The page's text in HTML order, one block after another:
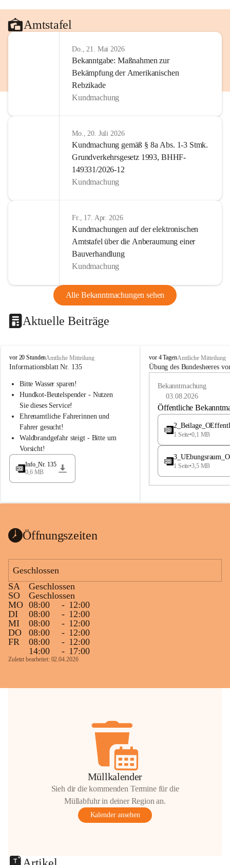
Amtstafel
Do., 21. Mai 2026
Bekanntgabe: Maßnahmen zur
Bekämpfung der Amerikanischen
Rebzikade
Kundmachung
Mo., 20. Juli 2026
Kundmachung gemäß § 8a Abs. 1-3 Stmk.
Grundverkehrsgesetz 1993, BHHF-
149331/2026-12
Kundmachung
Fr., 17. Apr. 2026
Kundmachungen auf der elektronischen
Amtstafel über die Anberaumung einer
Bauverhandlung
Kundmachung
Alle Bekanntmachungen sehen
Aktuelle Beiträge
B
u
h
a
d
l
a
vor 20 StundenAmtliche Mitteilung
Informationsblatt Nr. 135
Bitte Wasser sparen!
Hundkot-Beutelspender - Nutzen
Sie dieses Service!
Ehrenamtliche Fahrerinnen und
Fahrer gesucht!
Waldbrandgefahr steigt - Bitte um
Vorsicht!
Info_Nr. 135
0,6 MB
B
u
e
a
vor 4 TagenAmtliche Mitteilung
Übung des Bundesheeres
Bekanntmachung
03.08.2026
Öffentliche
1 Seite•0,1 MB
1 Seite•3,5 MB
Öffnungszeiten
Geschlossen
SA
Geschlossen
SO
Geschlossen
MO 08:00 - 12:00
DI
08:00 - 12:00
MI
08:00 - 12:00
DO
08:00 - 12:00
FR
08:00 - 12:00
14:00
- 17:00
Zuletzt bearbeitet: 02.04.2026
Müllkalender
Sieh dir die kommenden Termine für die
Müllabfuhr in deiner Region an.
Kalender ansehen